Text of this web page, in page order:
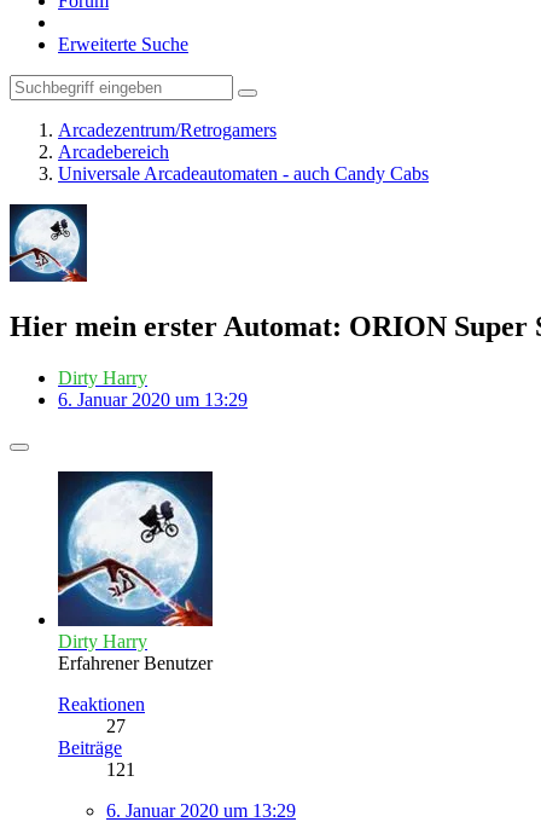
Erweiterte Suche
Arcadezentrum/Retrogamers
Arcadebereich
Universale Arcadeautomaten - auch Candy Cabs
Hier mein erster Automat: ORION Super
Dirty Harry
6. Januar 2020 um 13:29
Dirty Harry
Erfahrener Benutzer
Reaktionen
27
Beiträge
121
6. Januar 2020 um 13:29